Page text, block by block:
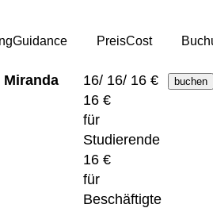
Guidance PreisCost
Miranda
16/ 16/ 16 €
16 €
für
Studierende
16 €
für
Beschäftigte